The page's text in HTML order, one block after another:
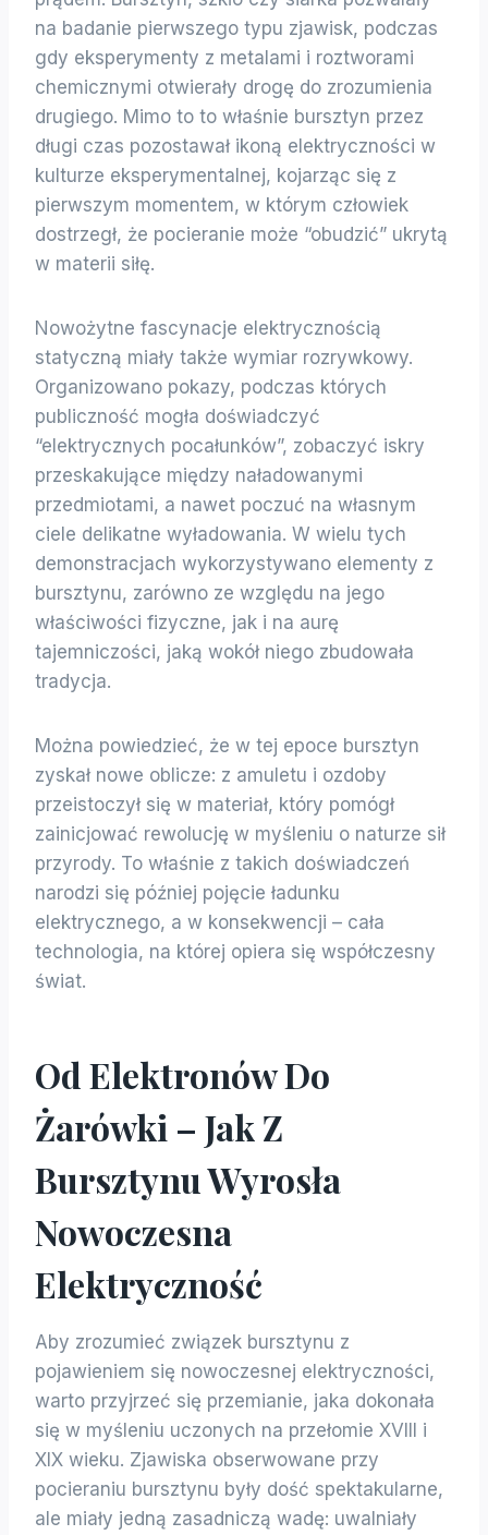
na badanie pierwszego typu zjawisk, podczas
gdy eksperymenty z metalami i roztworami
chemicznymi otwierały drogę do zrozumienia
drugiego. Mimo to to właśnie bursztyn przez
długi czas pozostawał ikoną elektryczności w
kulturze eksperymentalnej, kojarząc się z
pierwszym momentem, w którym człowiek
dostrzegł, że pocieranie może “obudzić” ukrytą
w materii siłę.
Nowożytne fascynacje elektrycznością
statyczną miały także wymiar rozrywkowy.
Organizowano pokazy, podczas których
publiczność mogła doświadczyć
“elektrycznych pocałunków”, zobaczyć iskry
przeskakujące między naładowanymi
przedmiotami, a nawet poczuć na własnym
ciele delikatne wyładowania. W wielu tych
demonstracjach wykorzystywano elementy z
bursztynu, zarówno ze względu na jego
właściwości fizyczne, jak i na aurę
tajemniczości, jaką wokół niego zbudowała
tradycja.
Można powiedzieć, że w tej epoce bursztyn
zyskał nowe oblicze: z amuletu i ozdoby
przeistoczył się w materiał, który pomógł
zainicjować rewolucję w myśleniu o naturze sił
przyrody. To właśnie z takich doświadczeń
narodzi się później pojęcie ładunku
elektrycznego, a w konsekwencji – cała
technologia, na której opiera się współczesny
świat.
Od Elektronów Do
Żarówki – Jak Z
Bursztynu Wyrosła
Nowoczesna
Elektryczność
Aby zrozumieć związek bursztynu z
pojawieniem się nowoczesnej elektryczności,
warto przyjrzeć się przemianie, jaka dokonała
się w myśleniu uczonych na przełomie XVIII i
XIX wieku. Zjawiska obserwowane przy
pocieraniu bursztynu były dość spektakularne,
ale miały jedną zasadniczą wadę: uwalniały